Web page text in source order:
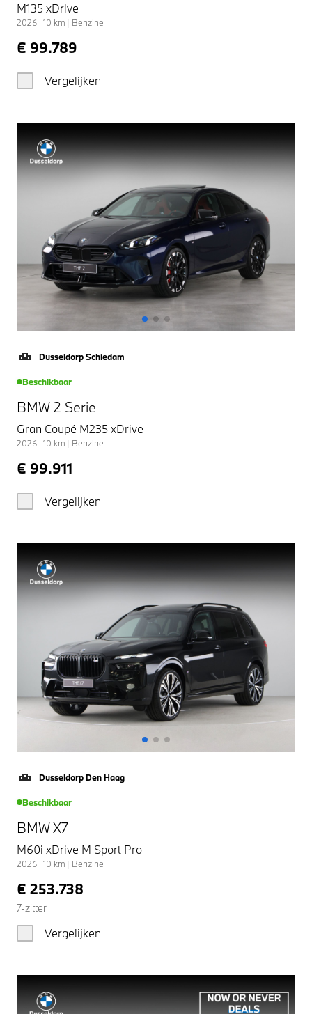
M135 xDrive
2026 10 km Benzine
€ 99.789
Vergelijken
Dusseldorp Schiedam
Beschikbaar
BMW 2 Serie
Gran Coupé M235 xDrive
2026 10 km Benzine
€ 99.911
Vergelijken
Dusseldorp Den Haag
Beschikbaar
BMW X7
M60i xDrive M Sport Pro
2026 10 km Benzine
€ 253.738
7-zitter
Vergelijken